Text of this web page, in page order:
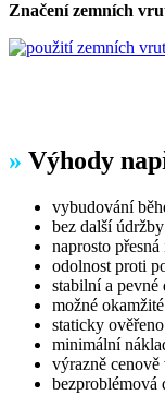
Značení zemních
» Výhody
vybudování
bez další údržby
naprosto přesná
odolnost proti
stabilní a pevné
možné
staticky
minimální
výrazně
bezproblémová